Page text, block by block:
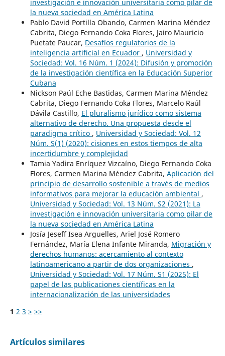
investigación e innovación universitaria como pilar de
la nueva sociedad en América Latina
Pablo David Portilla Obando, Carmen Marina Méndez
Cabrita, Diego Fernando Coka Flores, Jairo Mauricio
Puetate Paucar, Desafíos regulatorios de la
inteligencia artificial en Ecuador , Universidad y
Sociedad: Vol. 16 Núm. 1 (2024): Difusión y promoción
de la investigación científica en la Educación Superior
Cubana
Nickson Paúl Eche Bastidas, Carmen Marina Méndez
Cabrita, Diego Fernando Coka Flores, Marcelo Raúl
Dávila Castillo, El pluralismo jurídico como sistema
alternativo de derecho. Una propuesta desde el
paradigma crítico , Universidad y Sociedad: Vol. 12
Núm. S(1) (2020): cisiones en estos tiempos de alta
incertidumbre y complejidad
Tamia Yadira Enríquez Vizcaíno, Diego Fernando Coka
Flores, Carmen Marina Méndez Cabrita, Aplicación del
principio de desarrollo sostenible a través de medios
informativos para mejorar la educación ambiental ,
Universidad y Sociedad: Vol. 13 Núm. S2 (2021): La
investigación e innovación universitaria como pilar de
la nueva sociedad en América Latina
Josía Jeseff Isea Arguelles, Ariel José Romero
Fernández, María Elena Infante Miranda, Migración y
derechos humanos: acercamiento al contexto
latinoamericano a partir de dos organizaciones ,
Universidad y Sociedad: Vol. 17 Núm. S1 (2025): El
papel de las publicaciones científicas en la
internacionalización de las universidades
1 2 3 > >>
Artículos similares